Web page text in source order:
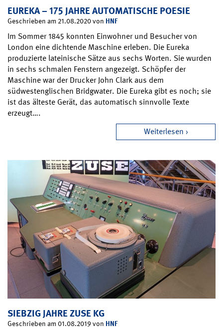
EUREKA – 175 JAHRE AUTOMATISCHE POESIE
Geschrieben am 21.08.2020 von HNF
Im Sommer 1845 konnten Einwohner und Besucher von
London eine dichtende Maschine erleben. Die Eureka
produzierte lateinische Sätze aus sechs Worten. Sie wurden
in sechs schmalen Fenstern angezeigt. Schöpfer der
Maschine war der Drucker John Clark aus dem
südwestenglischen Bridgwater. Die Eureka gibt es noch; sie
ist das älteste Gerät, das automatisch sinnvolle Texte
erzeugt….
Weiterlesen
SIEBZIG JAHRE ZUSE KG
Geschrieben am 01.08.2019 von HNF